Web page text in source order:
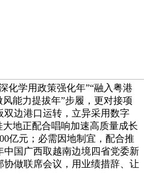
化学用政策强化年”“融入粤港
能力提拔年”步履，更对接项
边港口运转，立异采用数字
大地正配合唱响加速高质量成长
亿元；必需因地制宜，配合推
中国广西取越南边境四省党委新
做联席会议，用业绩措辞、让